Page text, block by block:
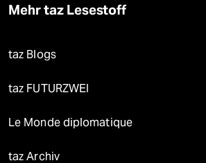
Mehr taz Lesestoff
taz Blogs
taz FUTURZWEI
Le Monde diplomatique
taz Archiv